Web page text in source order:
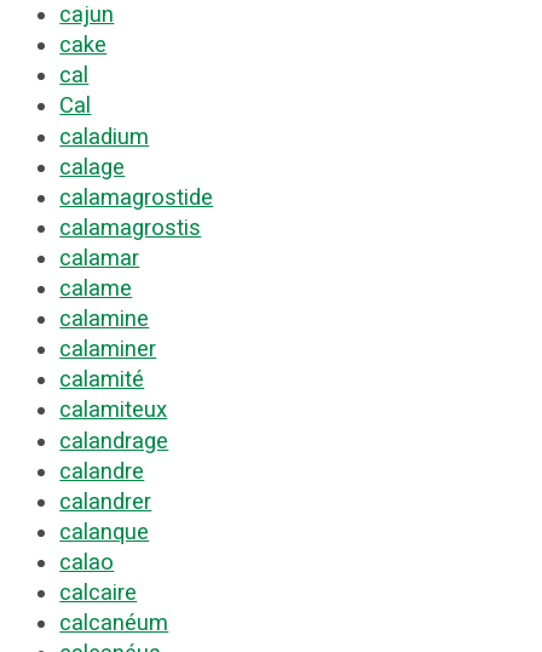
cajun
cake
cal
Cal
caladium
calage
calamagrostide
calamagrostis
calamar
calame
calamine
calaminer
calamité
calamiteux
calandrage
calandre
calandrer
calanque
calao
calcaire
calcanéum